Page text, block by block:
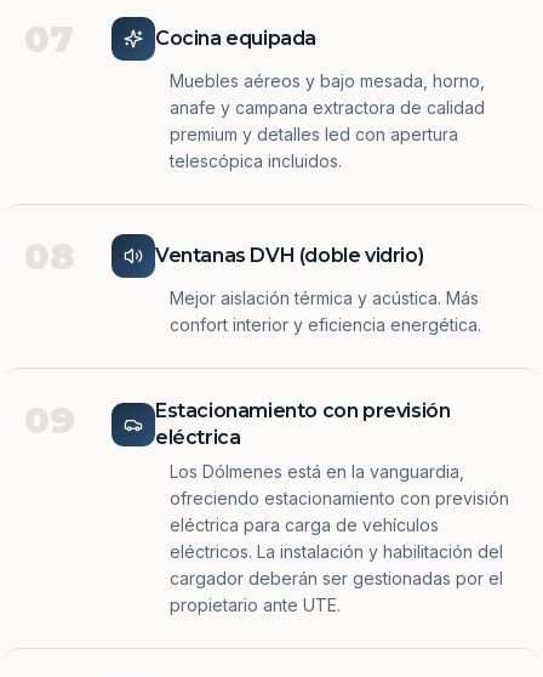
07 Cocina equipada
Muebles aéreos y bajo mesada, horno,
anafe y campana extractora de calidad
premium y detalles led con apertura
telescópica incluidos.
08 Ventanas DVH (doble vidrio)
Mejor aislación térmica y acústica. Más
confort interior y eficiencia energética.
09
Estacionamiento con previsión
eléctrica
Los Dólmenes está en la vanguardia,
ofreciendo estacionamiento con previsión
eléctrica para carga de vehículos
eléctricos. La instalación y habilitación del
cargador deberán ser gestionadas por el
propietario ante UTE.